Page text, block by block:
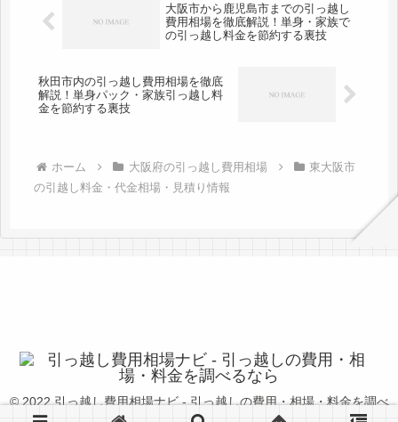
大阪市から鹿児島市までの引っ越し
費用相場を徹底解説！単身・家族で
の引っ越し料金を節約する裏技
秋田市内の引っ越し費用相場を徹底
解説！単身パック・家族引っ越し料
金を節約する裏技
ホーム 大阪府の引っ越し費用相場
東大阪市
の引越し料金・代金相場・見積り情報
© 2022 引っ越し費用相場ナビ - 引っ越しの費用・相場・料金を調べ